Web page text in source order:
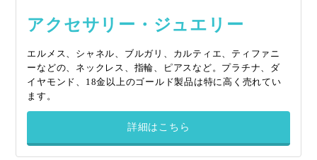
アクセサリー・ジュエリー
エルメス、シャネル、ブルガリ、カルティエ、ティファニ
ーなどの、ネックレス、指輪、ピアスなど。プラチナ、ダ
イヤモンド、18金以上のゴールド製品は特に高く売れてい
ます。
詳細はこちら